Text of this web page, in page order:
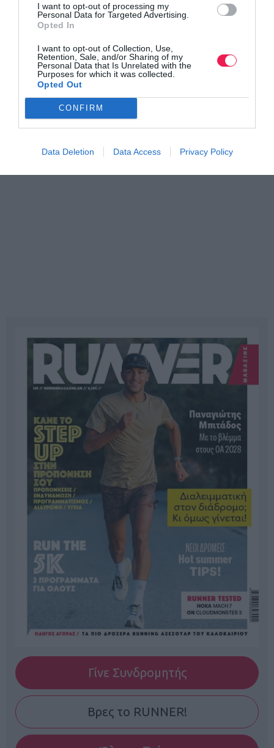
I want to opt-out of processing my
Personal Data for Targeted Advertising.
Opted In
I want to opt-out of Collection, Use,
Retention, Sale, and/or Sharing of my
Personal Data that Is Unrelated with the
Purposes for which it was collected.
Opted Out
CONFIRM
Data Deletion Data Access Privacy Policy
Γίνε Συνδρομητής
Βρες το RUNNER!